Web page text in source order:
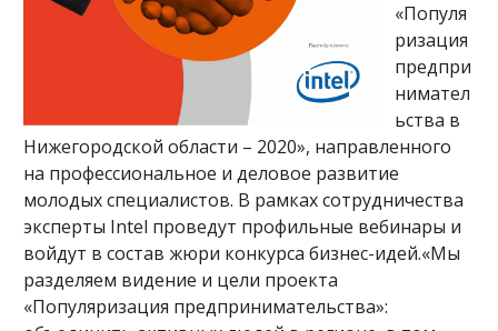
«Популя
ризация
предпри
нимател
ьства в
Нижегородской области – 2020», направленного
на профессиональное и деловое развитие
молодых специалистов. В рамках сотрудничества
эксперты Intel проведут профильные вебинары и
войдут в состав жюри конкурса бизнес-идей.«Мы
разделяем видение и цели проекта
«Популяризация предпринимательства»: